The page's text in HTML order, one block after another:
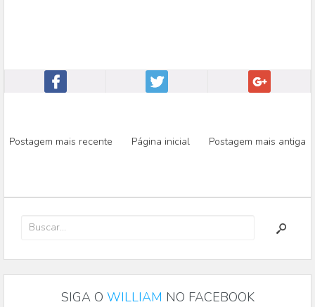
Postagem mais recente Página inicial Postagem mais antiga
SIGA O WILLIAM NO FACEBOOK